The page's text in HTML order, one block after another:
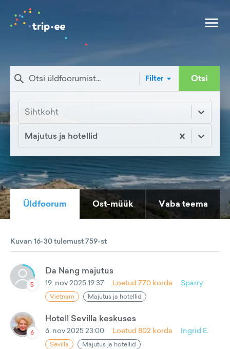
Filter Otsi
Sihtkoht
Majutus ja hotellid
Üldfoorum Ost-müük Vaba teema
Kuvan 16-30 tulemust 759-st
5
Da Nang majutus
19. nov 2025 19:37 Loetud 770 korda Sparry
Vietnam Majutus ja hotellid
6
Hotell Sevilla keskuses
6. nov 2025 23:00 Loetud 802 korda Ingrid E.
Sevilla Majutus ja hotellid